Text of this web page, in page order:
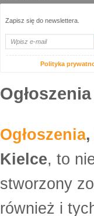
Zapisz się do newslettera.
Polityka
Ogłoszenia,
Kielce, to
stworzony
również i